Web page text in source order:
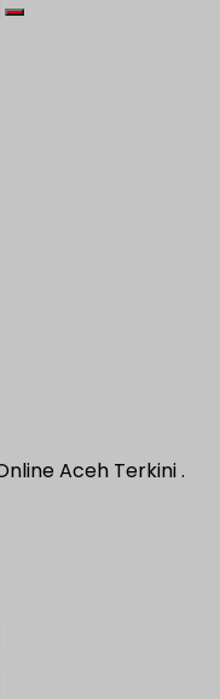
Aceh Terkini .